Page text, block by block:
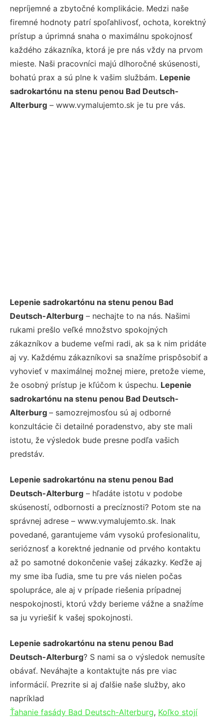
nepríjemné a zbytočné komplikácie. Medzi naše
firemné hodnoty patrí spoľahlivosť, ochota, korektný
prístup a úprimná snaha o maximálnu spokojnosť
každého zákazníka, ktorá je pre nás vždy na prvom
mieste. Naši pracovníci majú dlhoročné skúsenosti,
bohatú prax a sú plne k vašim službám. Lepenie
sadrokartónu na stenu penou Bad Deutsch-
Alterburg – www.vymalujemto.sk je tu pre vás.
Lepenie sadrokartónu na stenu penou Bad
Deutsch-Alterburg – nechajte to na nás. Našimi
rukami prešlo veľké množstvo spokojných
zákazníkov a budeme veľmi radi, ak sa k nim pridáte
aj vy. Každému zákazníkovi sa snažíme prispôsobiť a
vyhovieť v maximálnej možnej miere, pretože vieme,
že osobný prístup je kľúčom k úspechu. Lepenie
sadrokartónu na stenu penou Bad Deutsch-
Alterburg – samozrejmosťou sú aj odborné
konzultácie či detailné poradenstvo, aby ste mali
istotu, že výsledok bude presne podľa vašich
predstáv.
Lepenie sadrokartónu na stenu penou Bad
Deutsch-Alterburg – hľadáte istotu v podobe
skúseností, odbornosti a precíznosti? Potom ste na
správnej adrese – www.vymalujemto.sk. Inak
povedané, garantujeme vám vysokú profesionalitu,
serióznosť a korektné jednanie od prvého kontaktu
až po samotné dokončenie vašej zákazky. Keďže aj
my sme iba ľudia, sme tu pre vás nielen počas
spolupráce, ale aj v prípade riešenia prípadnej
nespokojnosti, ktorú vždy berieme vážne a snažíme
sa ju vyriešiť k vašej spokojnosti.
Lepenie sadrokartónu na stenu penou Bad
Deutsch-Alterburg? S nami sa o výsledok nemusíte
obávať. Neváhajte a kontaktujte nás pre viac
informácií. Prezrite si aj ďalšie naše služby, ako
napríklad
Ťahanie fasády Bad Deutsch-Alterburg, Koľko stojí